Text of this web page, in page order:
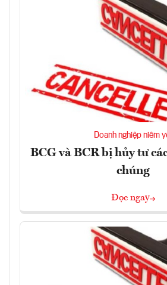
Doanh nghiệp niêm
BCG và BCR bị hủy tư
chúng
Đọc ngay